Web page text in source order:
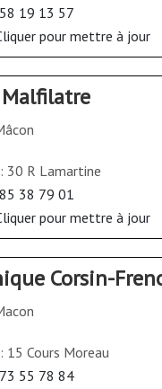
19 13 57
pour mettre à jour
Malfilatre
30 R Lamartine
38 79 01
pour mettre à jour
Corsin-
15 Cours Moreau
55 78 84